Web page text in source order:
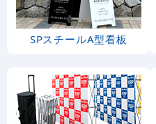
SPスチールA型看板